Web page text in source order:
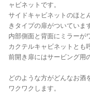
ャビネットです。
サイドキャビネットのほと
きタイプの扉がついていま
内部側面と背面にミラーが
カクテルキャビネットとも
前開き扉にはサービング用
どのような方がどんなお酒
ワクワクします。